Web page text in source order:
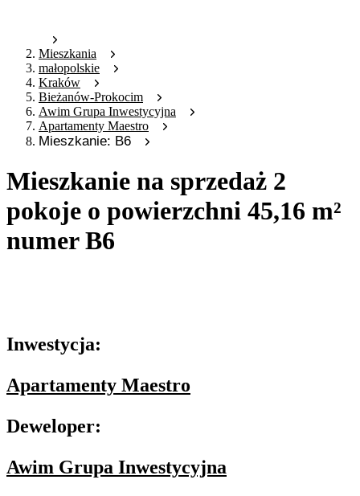
Mieszkania
małopolskie
Kraków
Bieżanów-Prokocim
Awim Grupa Inwestycyjna
Apartamenty Maestro
Mieszkanie: B6
Mieszkanie na sprzedaż 2
pokoje o powierzchni 45,16 m²
numer B6
Inwestycja:
Apartamenty Maestro
Deweloper:
Awim Grupa Inwestycyjna